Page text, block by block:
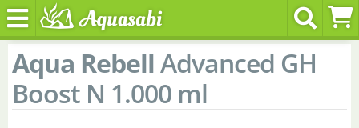
Aqua RebellAdvanced GH
Boost N 1.000 ml